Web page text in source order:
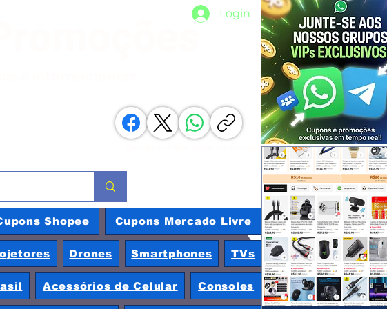
Login
Compartilhe com os amigos
Shopee Cupons Mercado Livre
Drones Smartphones TVs
Acessórios de Celular Consoles